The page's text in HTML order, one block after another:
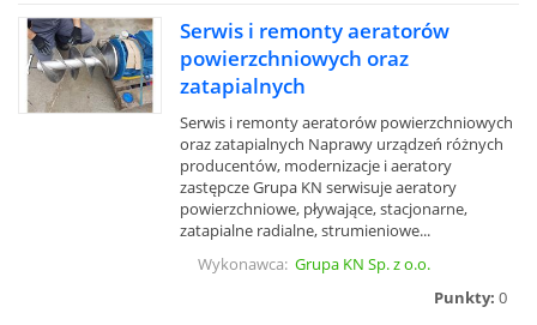
Serwis i remonty aeratorów
powierzchniowych oraz
zatapialnych
Serwis i remonty aeratorów powierzchniowych
oraz zatapialnych Naprawy urządzeń różnych
producentów, modernizacje i aeratory
zastępcze Grupa KN serwisuje aeratory
powierzchniowe, pływające, stacjonarne,
zatapialne radialne, strumieniowe...
Wykonawca: Grupa KN Sp. z o.o.
Punkty: 0